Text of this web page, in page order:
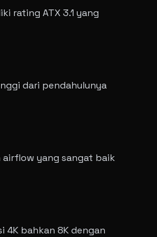
rating ATX 3.1 yang
dari pendahulunya
airflow yang sangat baik
4K bahkan 8K dengan